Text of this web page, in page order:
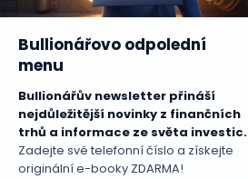
Bullionářovo odpolední
menu
Bullionářův newsletter přináší
nejdůležitější novinky z finančních
trhů a informace ze světa investic.
Zadejte své telefonní číslo a získejte
originální e-booky ZDARMA!